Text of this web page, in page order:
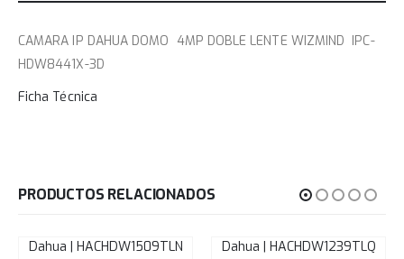
CAMARA IP DAHUA DOMO 4MP DOBLE LENTE WIZMIND IPC-
HDW8441X-3D
Ficha Técnica
PRODUCTOS RELACIONADOS
Dahua | HACHDW1509TLN Dahua | HACHDW1239TLQ